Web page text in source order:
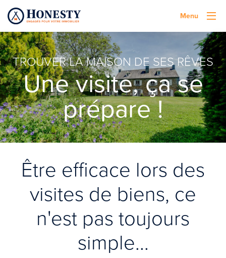
Menu
TROUVER LA MAISON DE SES RÊVES
Une visite, ça se
prépare !
Être efficace lors des
visites de biens, ce
n'est pas toujours
simple...